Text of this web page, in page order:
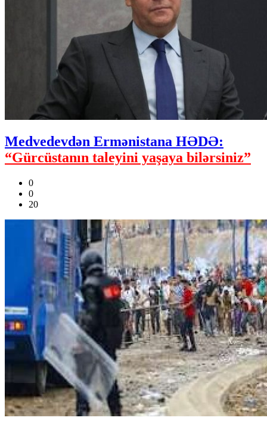
Medvedevdən Ermənistana HƏDƏ:
“Gürcüstanın taleyini yaşaya bilərsiniz”
0
0
20